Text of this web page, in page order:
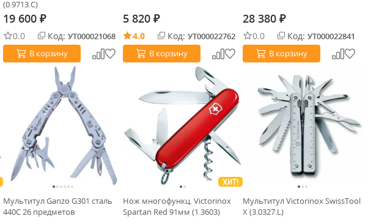
(0.9713.C)
19 600 ₽
0.0 Код: УТ000021068
В корзину
5 820 ₽
4.0 Код: УТ000022762
В корзину
28 380 ₽
0.0 Код: УТ000022841
В корзину
Мультитул Ganzo G301 сталь
440C 26 предметов
ХИТ!
Нож многофункц. Victorinox
Spartan Red 91мм (1.3603)
Мультитул Victorinox SwissTool
X (3.0327.L)